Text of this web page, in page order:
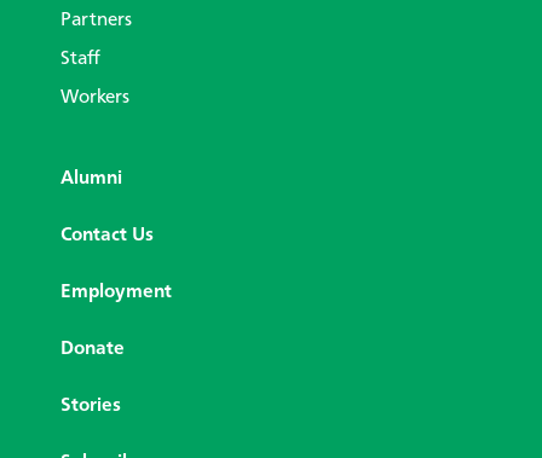
Partners
Staff
Workers
Alumni
Contact Us
Employment
Donate
Stories